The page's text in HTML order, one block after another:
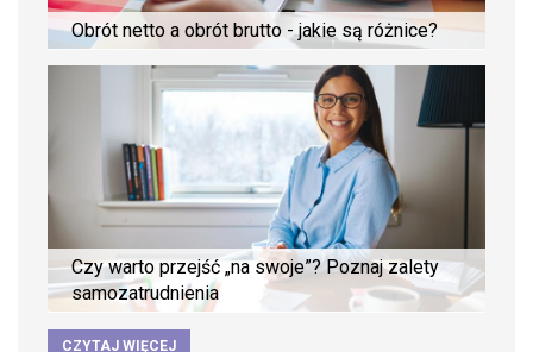
Obrót netto a obrót brutto - jakie są różnice?
Czy warto przejść „na swoje”? Poznaj zalety
samozatrudnienia
CZYTAJ WIĘCEJ